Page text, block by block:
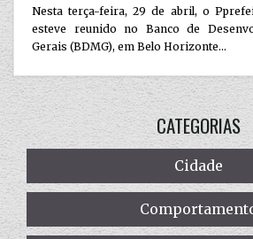
Nesta terça-feira, 29 de abril, o
esteve reunido no Banco de
Gerais (BDMG), em Belo Horizonte...
CATEGORIAS
Cidade